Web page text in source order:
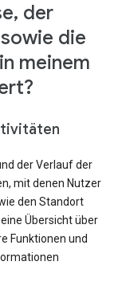
der
die
meinem
der Verlauf der
mit denen Nutzer
den Standort
Übersicht über
Funktionen und